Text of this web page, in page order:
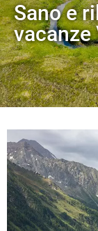
Sano e
vacanze